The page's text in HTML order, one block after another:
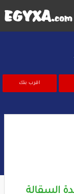
اقرب بنك